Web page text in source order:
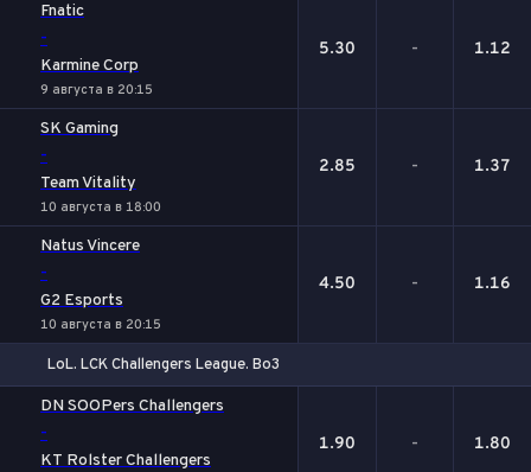
Fnatic
-
Karmine Corp
9 августа в 20:15
5.30 - 1.12
SK Gaming
-
Team Vitality
10 августа в 18:00
2.85 - 1.37
Natus Vincere
-
G2 Esports
10 августа в 20:15
4.50 - 1.16
LoL. LCK Challengers League. Bo3
DN SOOPers Challengers
-
KT Rolster Challengers
1.90 - 1.80